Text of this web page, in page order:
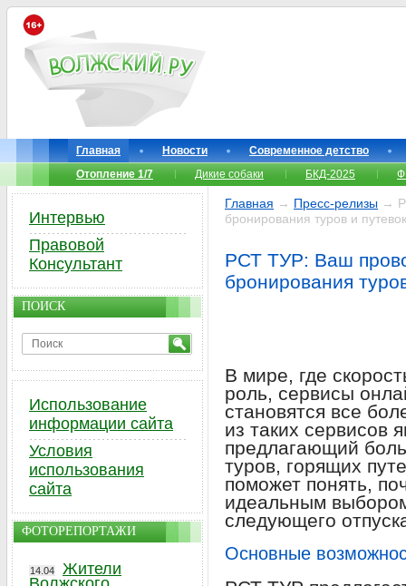
Главная Новости
Современное детство
Отопление 1/7
Дикие собаки БКД-2025
Главная → Пресс-релизы →
бронирования туров и путевок
РСТ ТУР: Ваш
бронирования
В мире, где
роль, сервисы
становятся все
из таких сервисов
предлагающий
туров, горящих
поможет понять,
идеальным
следующего
Основные
Интервью
Правовой
Консультант
ПОИСК
Использование
информации сайта
Условия
использования
сайта
ФОТОРЕПОРТАЖИ
14.04
Жители